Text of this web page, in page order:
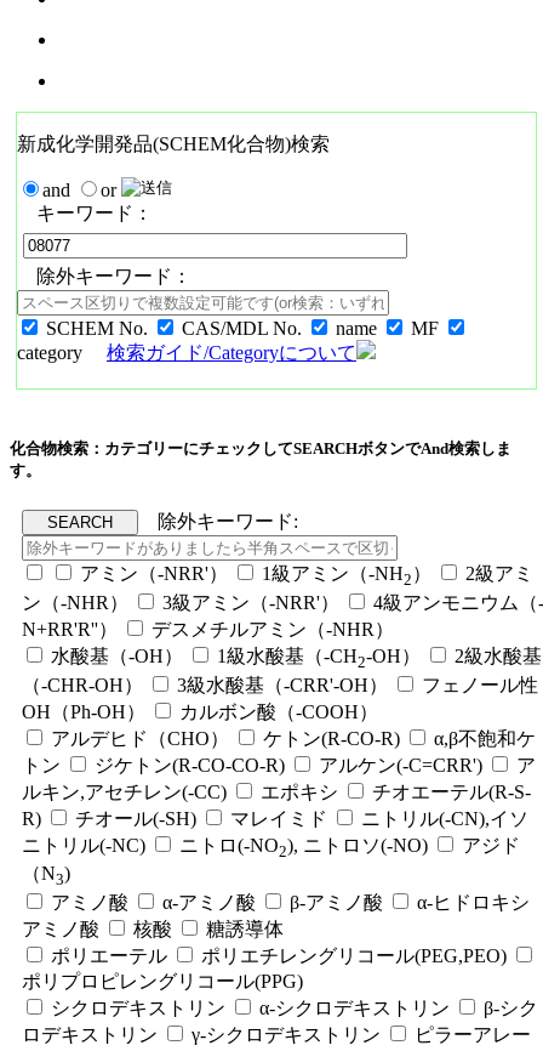
新成化学開発品(SCHEM化合物)検索
and
or
キーワード：
除外キーワード：
SCHEM No. CAS/MDL No. name
MF
category
検索ガイド/Categoryについて
化合物検索：カテゴリーにチェックしてSEARCHボタンでAnd検索しま
す。
除外キーワード:
アミン（-NRR'） 1級アミン（-NH2 ）
2級アミ
ン（-NHR）
3級アミン（-NRR'）
4級アンモニウム（-
N+RR'R''）
デスメチルアミン（-NHR）
水酸基（-OH）
1級水酸基（-CH2-OH）
2級水酸基
（-CHR-OH）
3級水酸基（-CRR'-OH）
フェノール性
OH（Ph-OH）
カルボン酸（-COOH）
アルデヒド（CHO）
ケトン(R-CO-R)
α,β不飽和ケ
トン
ジケトン(R-CO-CO-R) アルケン(-C=CRR')
ア
ルキン,アセチレン(-CC)
エポキシ
チオエーテル(R-S-
R)
チオール(-SH) マレイミド
ニトリル(-CN),イソ
ニトリル(-NC)
ニトロ(-NO2), ニトロソ(-NO)
アジド
（N3)
アミノ酸
α-アミノ酸 β-アミノ酸
α-ヒドロキシ
アミノ酸
核酸
糖誘導体
ポリエーテル
ポリエチレングリコール(PEG,PEO)
ポリプロピレングリコール(PPG)
シクロデキストリン
α-シクロデキストリン
β-シク
ロデキストリン
γ-シクロデキストリン ピラーアレー